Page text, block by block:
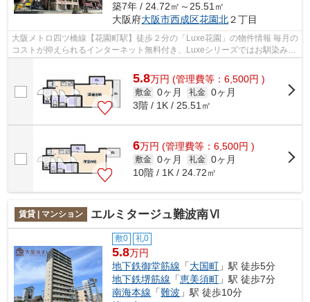
築7年 / 24.72㎡～25.51㎡
大阪府大阪市西成区花園北２丁目
大阪メトロ四ツ橋線【花園町駅】徒歩２分の「Luxe花園」の物件情報 毎月の
コストが抑えられるインターネット無料付き、Luxeシリーズではお馴染みの
5.8万円 (管理費等：6,500円 )
敷金 0ヶ月 礼金 0ヶ月
3階 / 1K / 25.51㎡
6万円 (管理費等：6,500円 )
敷金 0ヶ月 礼金 0ヶ月
10階 / 1K / 24.72㎡
賃貸 | マンション エルミタージュ難波南Ⅵ
敷0 礼0
5.8万円
地下鉄御堂筋線 「大国町 」駅 徒歩5分
地下鉄堺筋線 「恵美須町 」駅 徒歩7分
南海本線 「難波 」駅 徒歩10分